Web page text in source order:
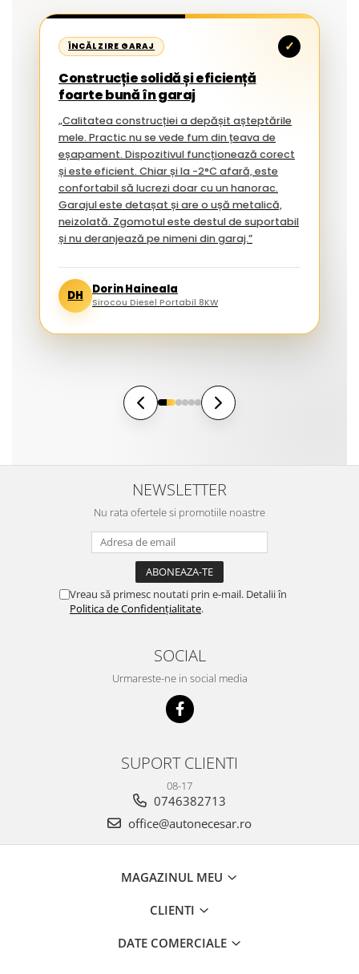
ÎNCĂLZIRE GARAJ ✓
Construcție solidă și eficiență
foarte bună în garaj
„Calitatea construcției a depășit așteptările
mele. Practic nu se vede fum din țeava de
eșapament. Dispozitivul funcționează corect
și este eficient. Chiar și la -2°C afară, este
confortabil să lucrezi doar cu un hanorac.
Garajul este detașat și are o ușă metalică,
neizolată. Zgomotul este destul de suportabil
și nu deranjează pe nimeni din garaj.”
DH Dorin Haineala
Sirocou Diesel Portabil 8KW
NEWSLETTER
Nu rata ofertele si promotiile noastre
Vreau să primesc noutati prin e-mail. Detalii în
Politica de Confidențialitate.
SOCIAL
Urmareste-ne in social media
SUPORT CLIENTI
08-17
0746382713
office@autonecesar.ro
MAGAZINUL MEU
CLIENTI
DATE COMERCIALE